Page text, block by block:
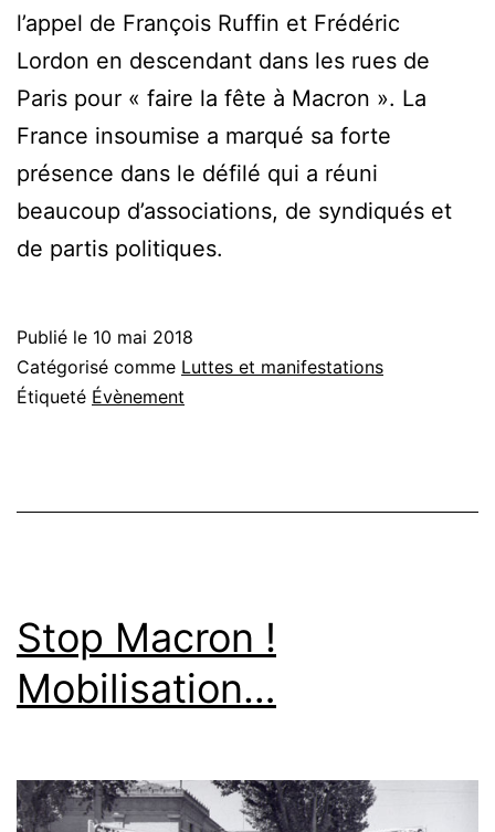
l’appel de François Ruffin et Frédéric
Lordon en descendant dans les rues de
Paris pour « faire la fête à Macron ». La
France insoumise a marqué sa forte
présence dans le défilé qui a réuni
beaucoup d’associations, de syndiqués et
de partis politiques.
Publié le 10 mai 2018
Catégorisé comme Luttes et manifestations
Étiqueté Évènement
Stop Macron !
Mobilisation…